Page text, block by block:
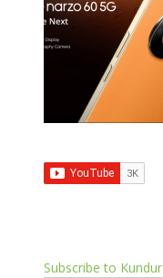
Subscribe to